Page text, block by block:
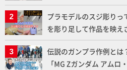
メラ永久保存化プロジェ
プラモデルのスジ彫りっ
を彫り足して作品を映え
いプラモデルの基礎：ス
伝説のガンプラ作例とは
「MG Zガンダム アムロ